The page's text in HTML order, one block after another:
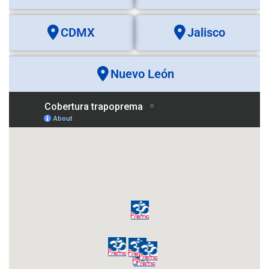
CDMX Jalisco
Nuevo León